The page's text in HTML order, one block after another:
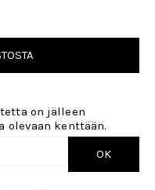
on jälleen
olevaan kenttään.
OK